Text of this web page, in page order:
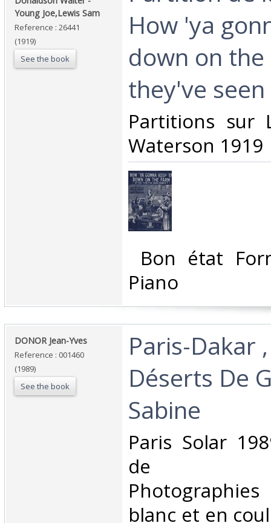
Young Joe,Lewis Sam‎
Reference : 26441
(1919)
See the book
How 'ya
down on
they've seen
‎Partitions sur
Waterson 1919‎
Bon état
Piano ‎
‎DONOR Jean-Yves‎
Reference : 001460
(1989)
See the book
‎Paris-Dakar
Déserts De
Sabine‎
‎Paris Solar
de
blanc et en